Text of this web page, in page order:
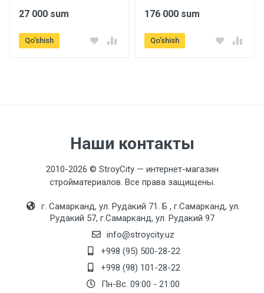
Shlang
F40 (1.5m)
Texnik xususiyatlari
F72-1 M24 - tashqi rezba
F52-6 (-20 shlitslar, 180º)
27 000 sum
Qo'shish
176 000 sum
Qo'shish
Наши контакты
2010-2026 © StroyCity — интернет-магазин
стройматериалов. Все права защищены.
г. Самарканд, ул. Рудакий 71. Б , г.Самарканд, ул.
Рудакий 57, г.Самарканд, ул. Рудакий 97
info@stroycity.uz
+998 (95) 500-28-22
+998 (98) 101-28-22
Пн-Вс. 09:00 - 21:00